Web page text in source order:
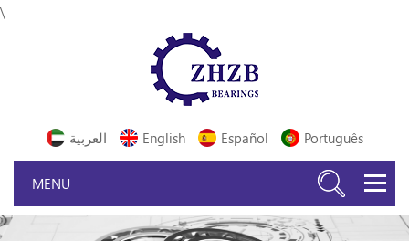
\
العربية English Español Português